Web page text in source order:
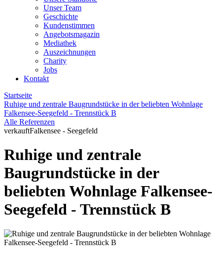
Unser Team
Geschichte
Kundenstimmen
Angebotsmagazin
Mediathek
Auszeichnungen
Charity
Jobs
Kontakt
Startseite
Ruhige und zentrale Baugrundstücke in der beliebten Wohnlage
Falkensee-Seegefeld - Trennstück B
Alle Referenzen
verkauftFalkensee - Seegefeld
Ruhige und zentrale
Baugrundstücke in der
beliebten Wohnlage Falkensee-
Seegefeld - Trennstück B